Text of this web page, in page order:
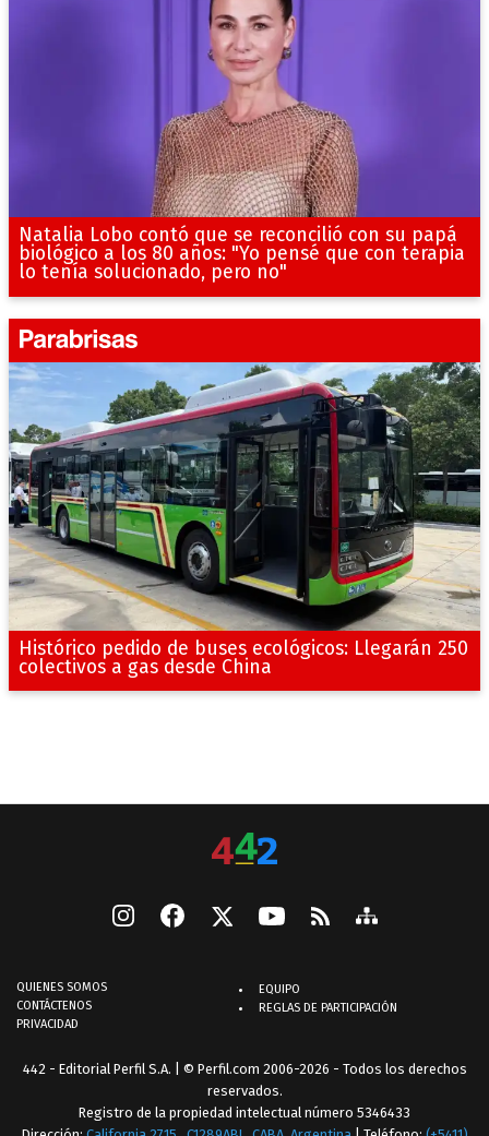
Natalia Lobo contó que se reconcilió con su papá
biológico a los 80 años: "Yo pensé que con terapia
lo tenía solucionado, pero no"
Histórico pedido de buses ecológicos: Llegarán 250
colectivos a gas desde China
QUIENES SOMOS
CONTÁCTENOS
PRIVACIDAD
EQUIPO
REGLAS DE PARTICIPACIÓN
442 - Editorial Perfil S.A. | © Perfil.com 2006-2026 - Todos los derechos
reservados.
Registro de la propiedad intelectual número 5346433